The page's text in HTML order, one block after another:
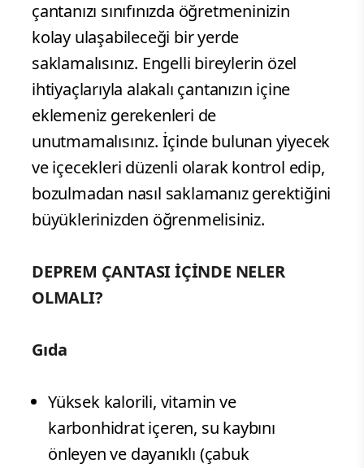
çantanızı sınıfınızda öğretmeninizin
kolay ulaşabileceği bir yerde
saklamalısınız. Engelli bireylerin özel
ihtiyaçlarıyla alakalı çantanızın içine
eklemeniz gerekenleri de
unutmamalısınız. İçinde bulunan yiyecek
ve içecekleri düzenli olarak kontrol edip,
bozulmadan nasıl saklamanız gerektiğini
büyüklerinizden öğrenmelisiniz.
DEPREM ÇANTASI İÇİNDE NELER
OLMALI?
Gıda
Yüksek kalorili, vitamin ve
karbonhidrat içeren, su kaybını
önleyen ve dayanıklı (çabuk